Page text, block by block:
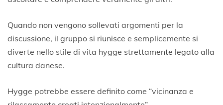
Quando non vengono sollevati argomenti per la
discussione, il gruppo si riunisce e semplicemente si
diverte nello stile di vita hygge strettamente legato alla
cultura danese.
Hygge potrebbe essere definito come “vicinanza e